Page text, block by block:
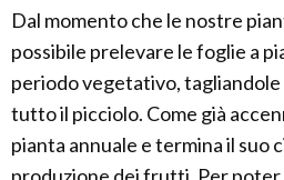
Dal momento che le nostre
possibile prelevare le foglie a
periodo vegetativo,
tutto il picciolo. Come già
pianta annuale e termina il suo